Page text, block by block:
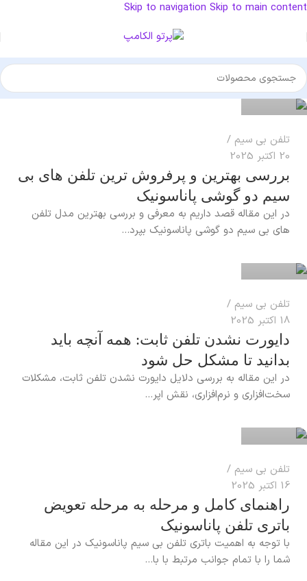
Skip to navigation Skip to main content
reza
0
تلفن بی سیم
20 اکتبر 2025
بررسی بهترین و پرفروش ترین تلفن های بی
سیم دو گوشی پاناسونیک
در این مقاله قصد داریم به معرفی و بررسی بهترین مدل‌ تلفن
های بی سیم دو گوشی پاناسونیک بپرد...
reza
0
تلفن بی سیم
18 اکتبر 2025
دایورت نشدن تلفن ثابت: همه آنچه باید
بدانید تا مشکل حل شود
در این مقاله به بررسی دلایل دایورت نشدن تلفن ثابت، مشکلات
سخت‌افزاری و نرم‌افزاری، نقش اپر...
reza
0
تلفن بی سیم
16 اکتبر 2025
راهنمای کامل و مرحله به مرحله تعویض
باتری تلفن پاناسونیک
با توجه به اهمیت باتری تلفن بی سیم پاناسونیک در این مقاله
شما را با تمام جوانب مرتبط با با...
reza